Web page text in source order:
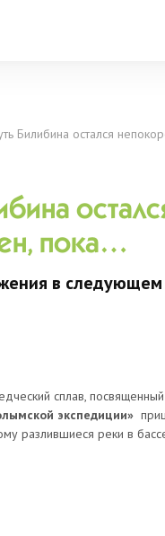
Билибина остался
пока…
в следующем
сплав,
экспедиции»
разлившиеся реки в